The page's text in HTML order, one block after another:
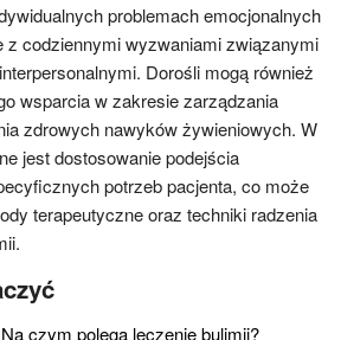
problemach emocjonalnych
z codziennymi wyzwaniami związanymi
Dorośli mogą również
wsparcia w zakresie zarządzania
zdrowych nawyków żywieniowych. W
jest dostosowanie podejścia
potrzeb pacjenta, co może
terapeutyczne oraz techniki radzenia
Na czym polega leczenie bulimii?